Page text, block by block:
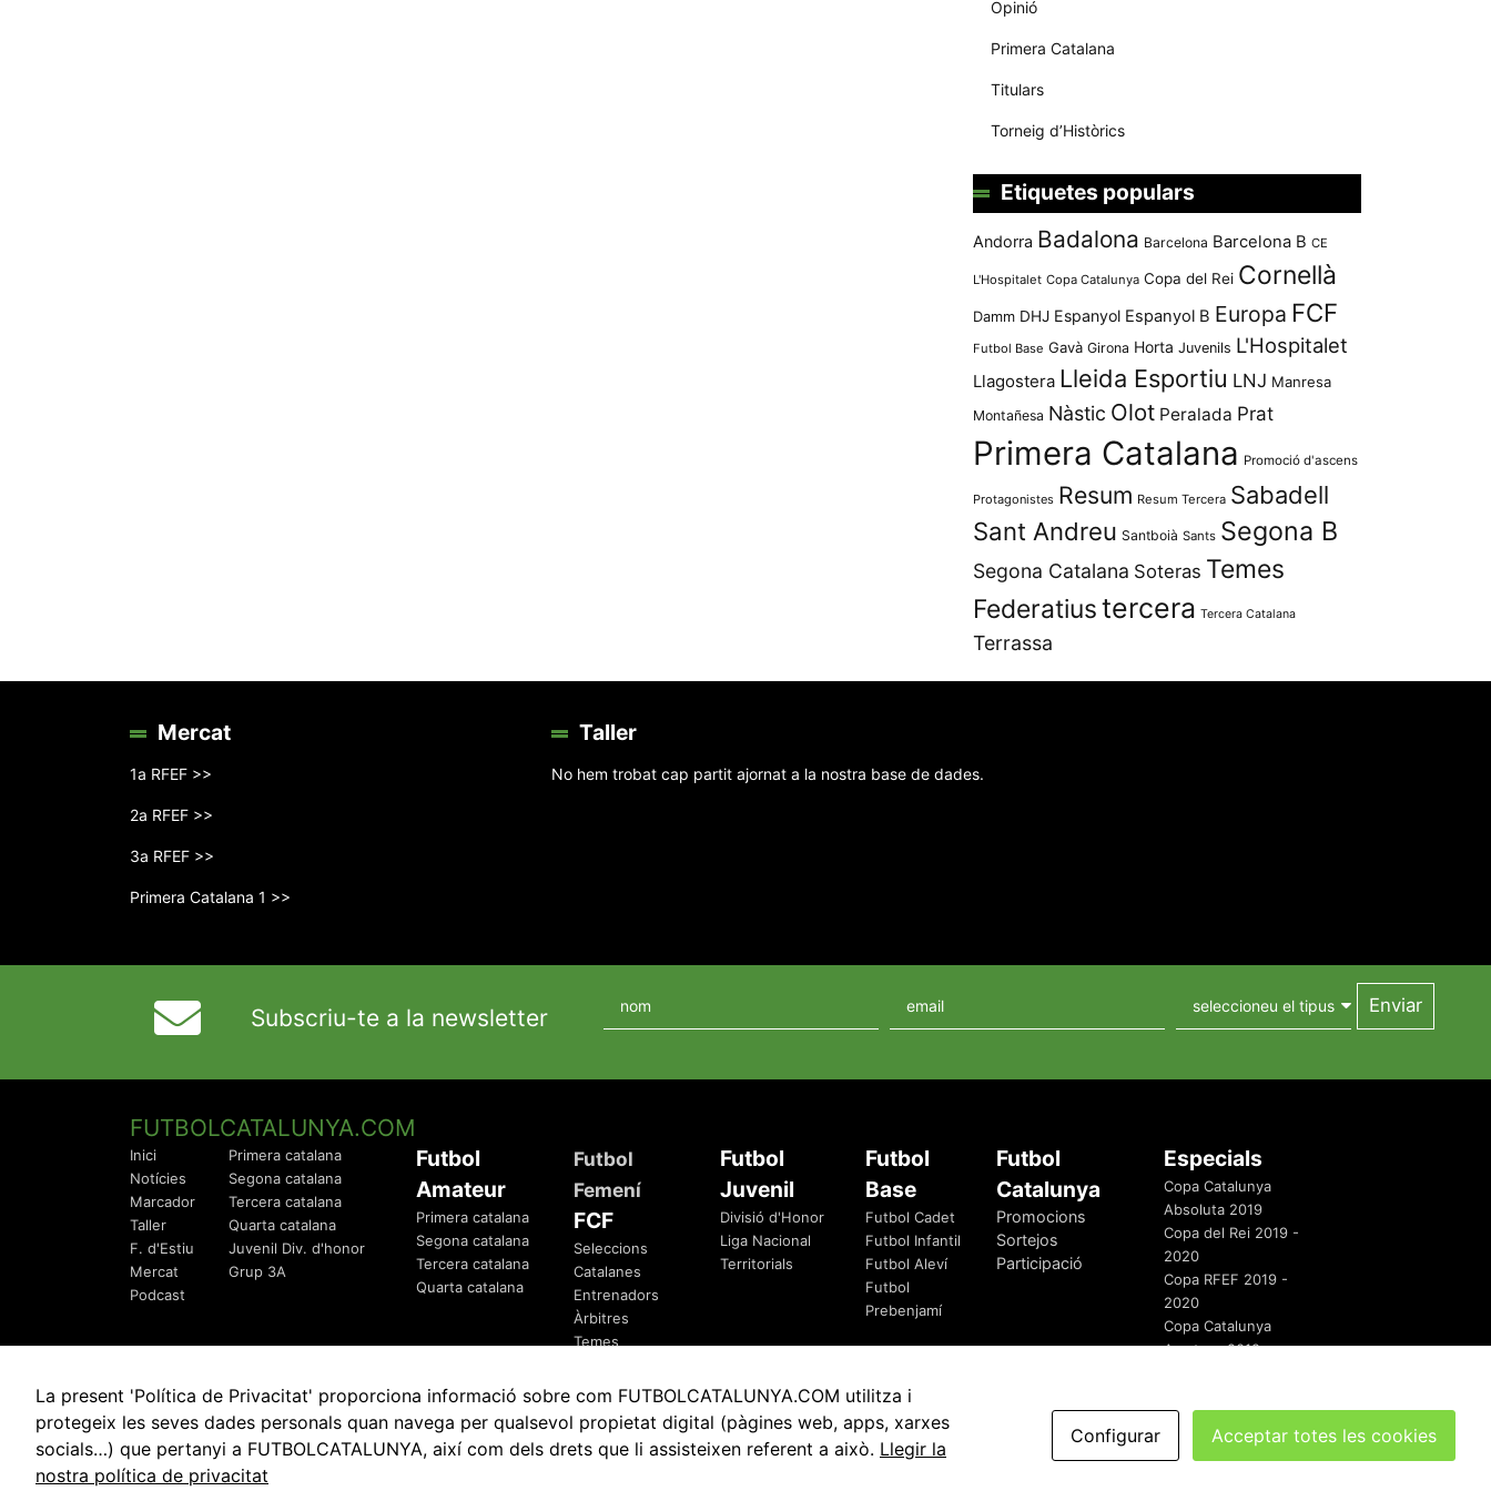
Opinió
Primera Catalana
Titulars
Torneig d’Històrics
Etiquetes populars
Andorra Badalona Barcelona Barcelona B CE
L'Hospitalet Copa Catalunya Copa del Rei Cornellà
Damm DHJ Espanyol Espanyol B Europa FCF
Futbol Base Gavà Girona Horta Juvenils L'Hospitalet
Llagostera Lleida Esportiu LNJ Manresa
Montañesa Nàstic Olot Peralada Prat
Primera Catalana Promoció d'ascens
Protagonistes Resum Resum Tercera Sabadell
Sant Andreu Santboià Sants Segona B
Segona Catalana Soteras Temes
Federatiustercera Tercera Catalana
Terrassa
Mercat
1a RFEF >>
2a RFEF >>
3a RFEF >>
Primera Catalana 1 >>
Taller
No hem trobat cap partit ajornat a la nostra base de dades.
Subscriu-te a la newsletter
FUTBOLCATALUNYA.COM
Inici
Notícies
Marcador
Taller
F. d'Estiu
Mercat
Podcast
Primera catalana
Segona catalana
Tercera catalana
Quarta catalana
Juvenil Div. d'honor
Grup 3A
Futbol
Amateur
Primera catalana
Segona catalana
Tercera catalana
Quarta catalana
Futbol
Femení
FCF
Seleccions
Catalanes
Entrenadors
Àrbitres
Temes
Futbol
Juvenil
Divisió d'Honor
Liga Nacional
Territorials
Futbol
Base
Futbol Cadet
Futbol Infantil
Futbol Aleví
Futbol
Prebenjamí
Futbol
Catalunya
Promocions
Sortejos
Participació
Especials
Copa Catalunya
Absoluta 2019
Copa del Rei 2019 -
2020
Copa RFEF 2019 -
2020
Copa Catalunya
Amateur 2019
© 2010 - 2026 FutbolCatalunya.com Avis Legal Política de Privacitat Política de Cookies redaccio@futbolcatalunya.com
La present 'Política de Privacitat' proporciona informació sobre com FUTBOLCATALUNYA.COM utilitza i
protegeix les seves dades personals quan navega per qualsevol propietat digital (pàgines web, apps, xarxes
socials…) que pertanyi a FUTBOLCATALUNYA, així com dels drets que li assisteixen referent a això. Llegir la
nostra política de privacitat
Configurar Acceptar totes les cookies